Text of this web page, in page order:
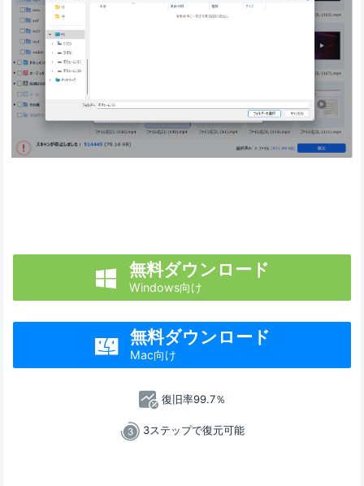
 無料ダウンロード
Windows向け
 無料ダウンロード
Mac向け
復旧率99.7％
3ステップで復元可能